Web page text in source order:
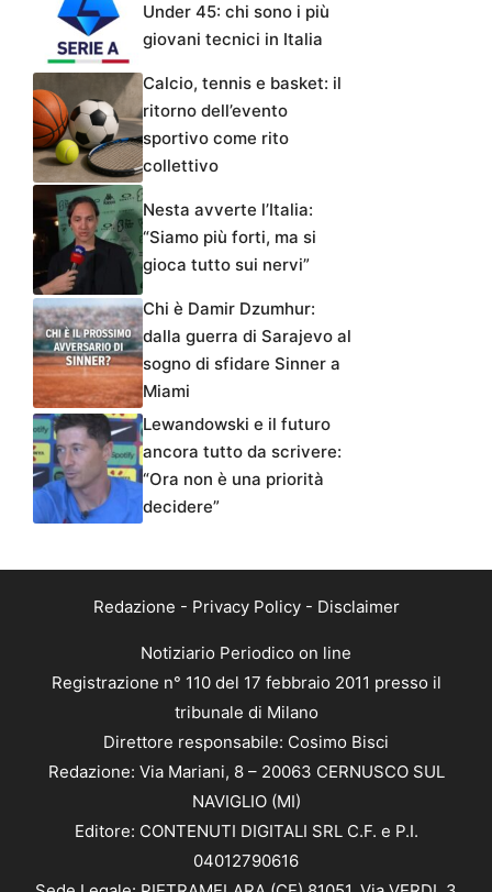
Under 45: chi sono i più
giovani tecnici in Italia
Calcio, tennis e basket: il
ritorno dell’evento
sportivo come rito
collettivo
Nesta avverte l’Italia:
“Siamo più forti, ma si
gioca tutto sui nervi”
Chi è Damir Dzumhur:
dalla guerra di Sarajevo al
sogno di sfidare Sinner a
Miami
Lewandowski e il futuro
ancora tutto da scrivere:
“Ora non è una priorità
decidere”
Redazione - Privacy Policy- Disclaimer
Notiziario Periodico on line
Registrazione n° 110 del 17 febbraio 2011 presso il
tribunale di Milano
Direttore responsabile: Cosimo Bisci
Redazione: Via Mariani, 8 – 20063 CERNUSCO SUL
NAVIGLIO (MI)
Editore: CONTENUTI DIGITALI SRL C.F. e P.I.
04012790616